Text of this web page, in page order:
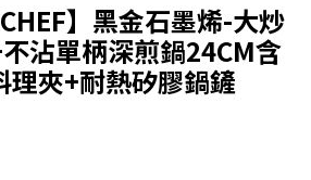
】黑金石墨烯-大炒
沾單柄深煎鍋24CM含
理夾+耐熱矽膠鍋鏟